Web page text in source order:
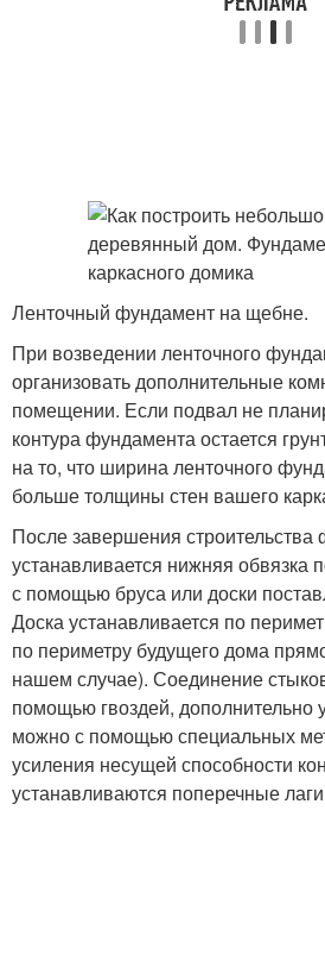
Ленточный фундамент на щебне.
При возведении ленточного
организовать дополнительные
помещении. Если подвал не
контура фундамента остается
на то, что ширина ленточного
больше толщины стен вашего
После завершения строительства
устанавливается нижняя обвязка
с помощью бруса или доски
Доска устанавливается по
по периметру будущего дома
нашем случае). Соединение
помощью гвоздей, дополнительно
можно с помощью специальных
усиления несущей способности
устанавливаются поперечные